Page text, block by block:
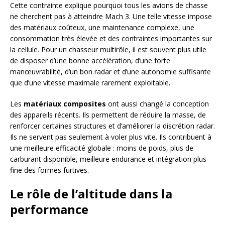
Cette contrainte explique pourquoi tous les avions de chasse
ne cherchent pas à atteindre Mach 3. Une telle vitesse impose
des matériaux coûteux, une maintenance complexe, une
consommation très élevée et des contraintes importantes sur
la cellule. Pour un chasseur multirôle, il est souvent plus utile
de disposer d’une bonne accélération, d’une forte
manœuvrabilité, d’un bon radar et d’une autonomie suffisante
que d’une vitesse maximale rarement exploitable.
Les matériaux composites ont aussi changé la conception
des appareils récents. Ils permettent de réduire la masse, de
renforcer certaines structures et d’améliorer la discrétion radar.
Ils ne servent pas seulement à voler plus vite. Ils contribuent à
une meilleure efficacité globale : moins de poids, plus de
carburant disponible, meilleure endurance et intégration plus
fine des formes furtives.
Le rôle de l’altitude dans la
performance